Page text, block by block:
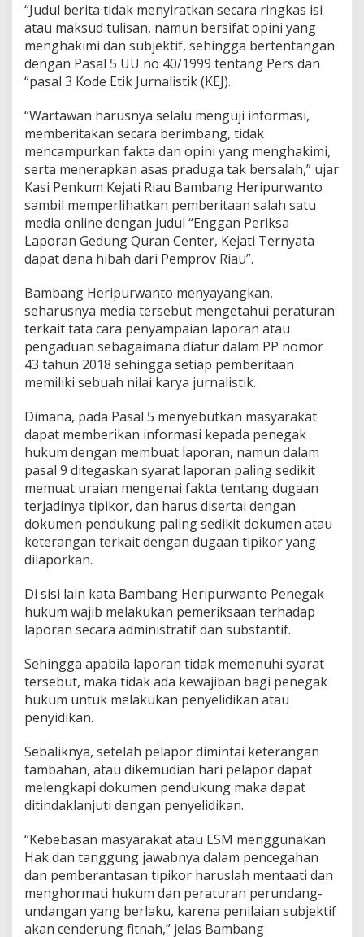
i
t
G
e
d
u
g
Q
u
r
a
n
C
e
t
e
L
e
a
t
B
e
t
a
,
K
a
j
a
t
i
u
S
e
u
t
O
k
m
W
a
r
t
w
a
n
K
e
“Judul berita tidak menyiratkan secara ringkas isi
atau maksud tulisan, namun bersifat opini yang
menghakimi dan subjektif, sehingga bertentangan
dengan Pasal 5 UU no 40/1999 tentang Pers dan
“pasal 3 Kode Etik Jurnalistik (KEJ).
“Wartawan harusnya selalu menguji informasi,
memberitakan secara berimbang, tidak
mencampurkan fakta dan opini yang menghakimi,
serta menerapkan asas praduga tak bersalah,” ujar
Kasi Penkum Kejati Riau Bambang Heripurwanto
sambil memperlihatkan pemberitaan salah satu
media online dengan judul “Enggan Periksa
Laporan Gedung Quran Center, Kejati Ternyata
dapat dana hibah dari Pemprov Riau”.
Bambang Heripurwanto menyayangkan,
seharusnya media tersebut mengetahui peraturan
terkait tata cara penyampaian laporan atau
pengaduan sebagaimana diatur dalam PP nomor
43 tahun 2018 sehingga setiap pemberitaan
memiliki sebuah nilai karya jurnalistik.
Dimana, pada Pasal 5 menyebutkan masyarakat
dapat memberikan informasi kepada penegak
hukum dengan membuat laporan, namun dalam
pasal 9 ditegaskan syarat laporan paling sedikit
memuat uraian mengenai fakta tentang dugaan
terjadinya tipikor, dan harus disertai dengan
dokumen pendukung paling sedikit dokumen atau
keterangan terkait dengan dugaan tipikor yang
dilaporkan.
Di sisi lain kata Bambang Heripurwanto Penegak
hukum wajib melakukan pemeriksaan terhadap
laporan secara administratif dan substantif.
Sehingga apabila laporan tidak memenuhi syarat
tersebut, maka tidak ada kewajiban bagi penegak
hukum untuk melakukan penyelidikan atau
penyidikan.
Sebaliknya, setelah pelapor dimintai keterangan
tambahan, atau dikemudian hari pelapor dapat
melengkapi dokumen pendukung maka dapat
ditindaklanjuti dengan penyelidikan.
“Kebebasan masyarakat atau LSM menggunakan
Hak dan tanggung jawabnya dalam pencegahan
dan pemberantasan tipikor haruslah mentaati dan
menghormati hukum dan peraturan perundang-
undangan yang berlaku, karena penilaian subjektif
akan cenderung fitnah,” jelas Bambang